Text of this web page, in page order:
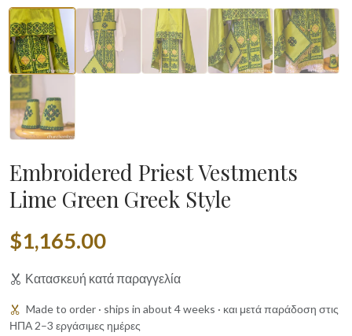
Embroidered Priest Vestments
Lime Green Greek Style
$1,165.00
Κατασκευή κατά παραγγελία
Made to order · ships in about 4 weeks · και μετά παράδοση στις
ΗΠΑ 2–3 εργάσιμες ημέρες